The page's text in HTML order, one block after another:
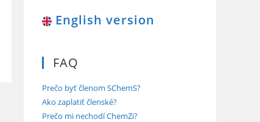
English version
FAQ
Prečo byť členom SChemS?
Ako zaplatiť členské?
Prečo mi nechodí ChemZi?